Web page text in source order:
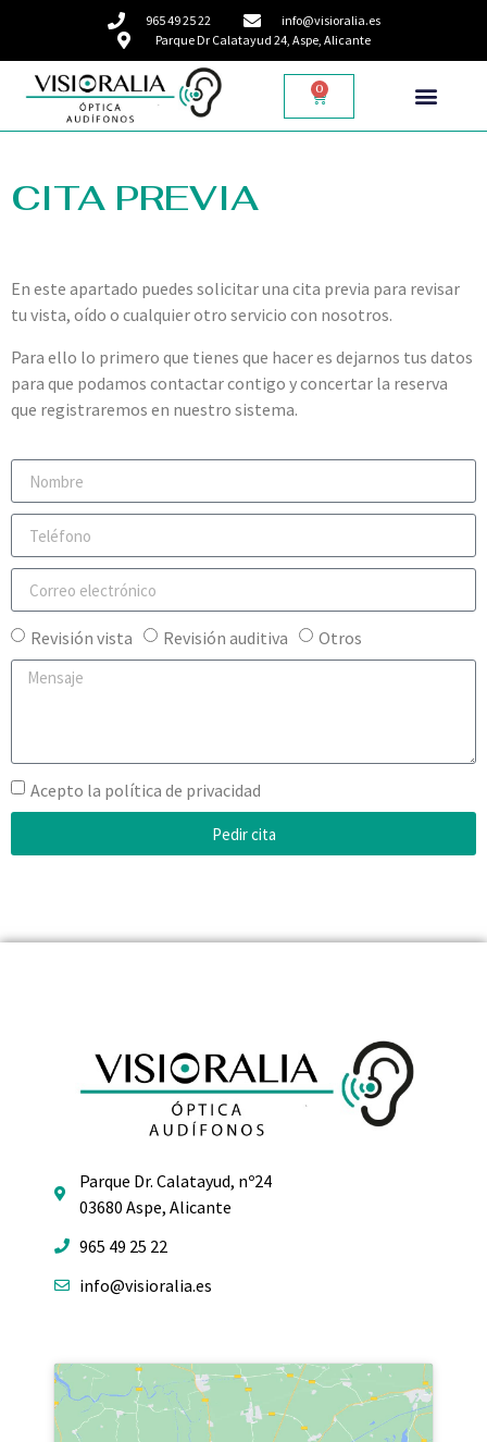
965 49 25 22
info@visioralia.es
Parque Dr Calatayud 24, Aspe, Alicante
0
CITA PREVIA
En este apartado puedes solicitar una cita previa para revisar
tu vista, oído o cualquier otro servicio con nosotros.
Para ello lo primero que tienes que hacer es dejarnos tus datos
para que podamos contactar contigo y concertar la reserva
que registraremos en nuestro sistema.
Revisión vista Revisión auditiva Otros
Acepto la política de privacidad
Pedir cita
Parque Dr. Calatayud, nº24
03680 Aspe, Alicante
965 49 25 22
info@visioralia.es